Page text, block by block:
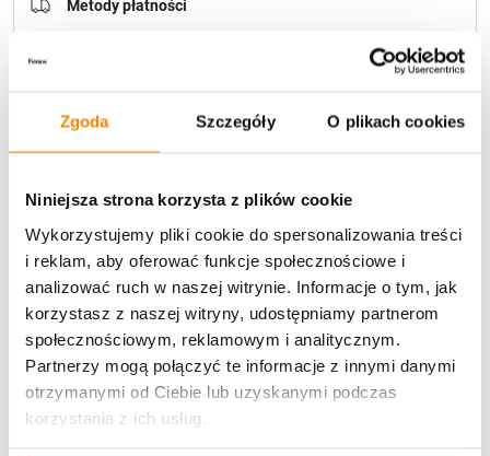
Zgoda Szczegóły O plikach cookies
Niniejsza strona korzysta z plików cookie
Wykorzystujemy pliki cookie do spersonalizowania treści
i reklam, aby oferować funkcje społecznościowe i
analizować ruch w naszej witrynie. Informacje o tym, jak
korzystasz z naszej witryny, udostępniamy partnerom
społecznościowym, reklamowym i analitycznym.
Partnerzy mogą połączyć te informacje z innymi danymi
otrzymanymi od Ciebie lub uzyskanymi podczas
korzystania z ich usług.
Potrzebujesz większą ilość? Zapraszamy do naszej
Metody płatności
Opis produktu
Specyfikacja
Opinie klientów